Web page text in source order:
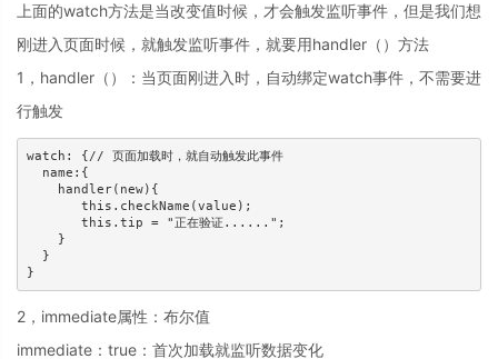
上面的watch方法是当改变值时候，才会触发监听事件，但是我们想
刚进入页面时候，就触发监听事件，就要用handler（）方法
1，handler（）：当页面刚进入时，自动绑定watch事件，不需要进
行触发
watch: {// 页面加载时，就自动触发此事件
  name:{
    handler(new){
       this.checkName(value);
       this.tip = "正在验证......";
    }
  }
}
2，immediate属性：布尔值
immediate：true：首次加载就监听数据变化